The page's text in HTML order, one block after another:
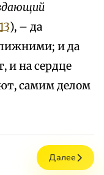
), – да
и да
и на сердце
самим делом
Далее